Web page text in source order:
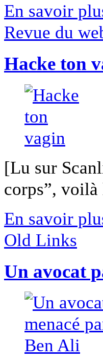
En savoir
Revue du
Hacke ton
[Lu sur
corps”,
En savoir
Old Links
Un avocat